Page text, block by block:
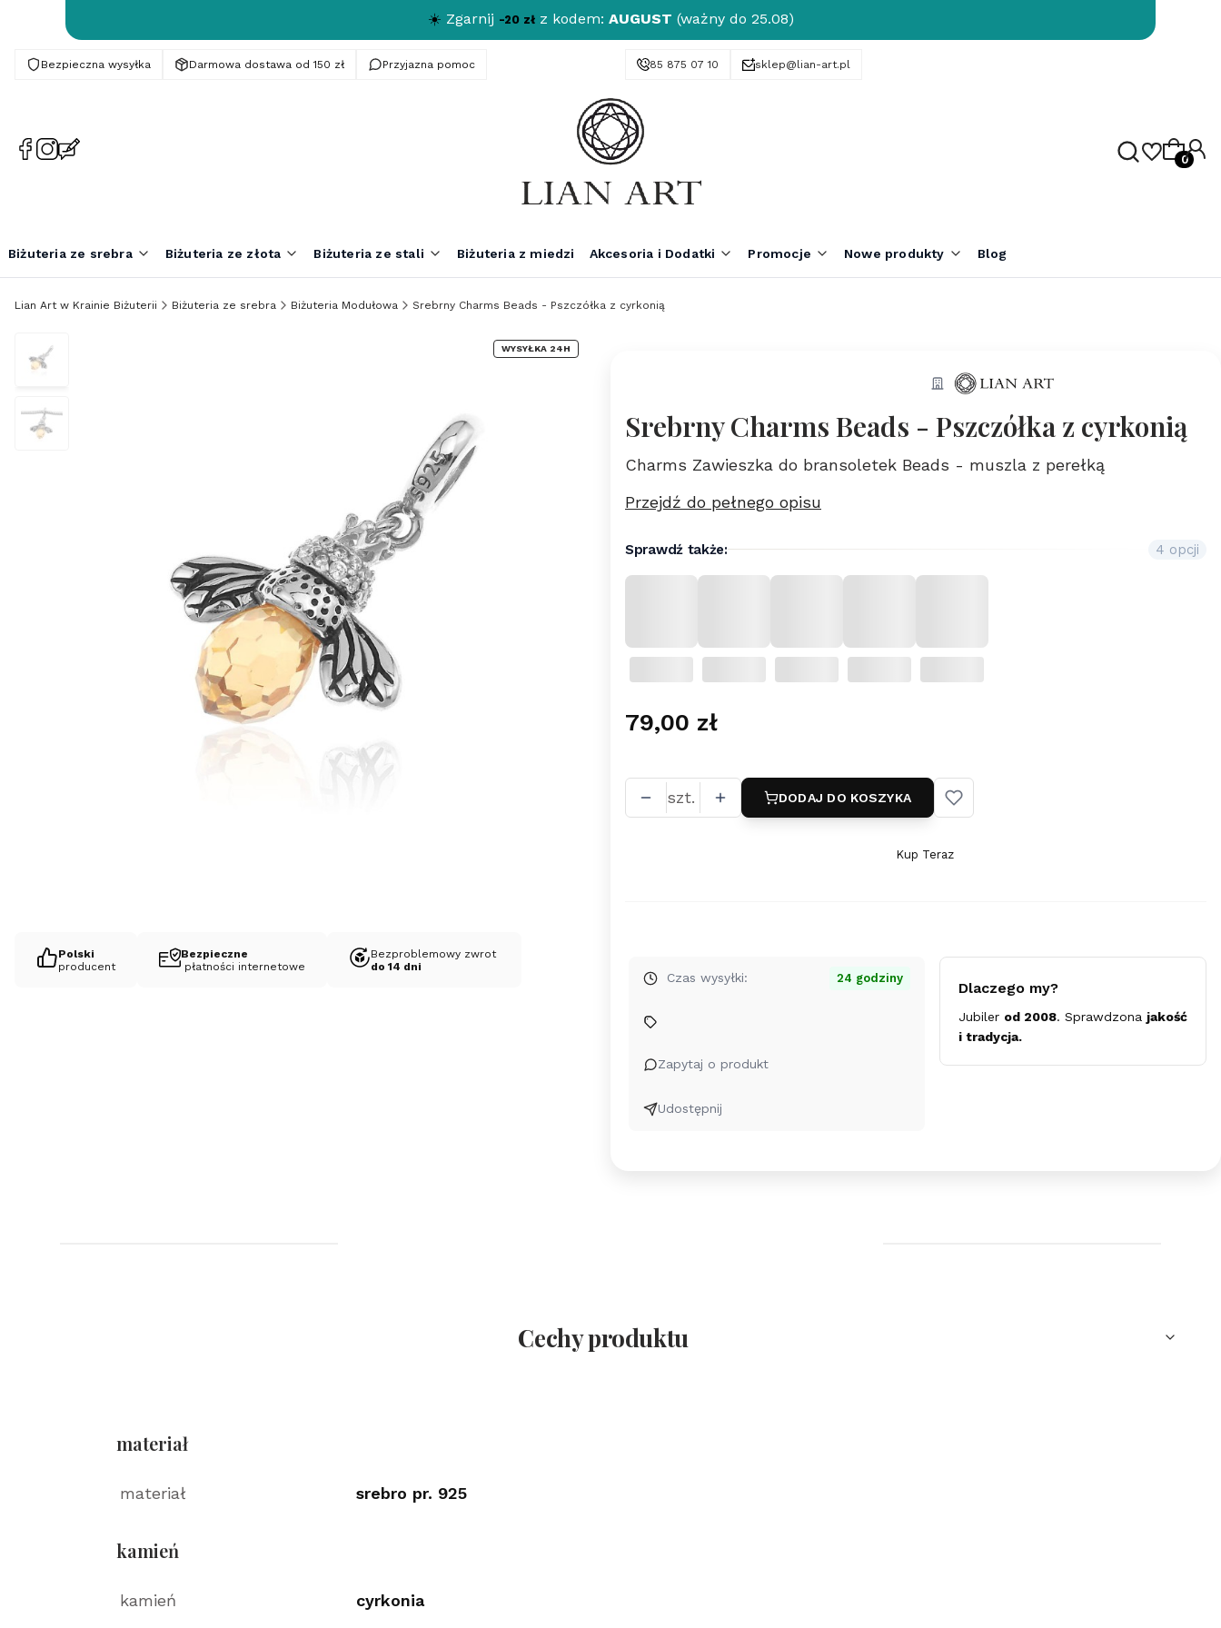
☀️ Zgarnij -20 zł z kodem: AUGUST (ważny do 25.08)
Bezpieczna wysyłka Darmowa dostawa od 150 zł Przyjazna pomoc 85 875 07 10 sklep@lian-art.pl
(Otwiera
(Otwiera
(Otwiera
Biżuteria ze srebra Biżuteria ze złota Biżuteria ze stali Biżuteria z miedzi Akcesoria i Dodatki Promocje Nowe produkty Blog
Lian Art w Krainie Biżuterii Biżuteria ze srebra Biżuteria Modułowa Srebrny Charms Beads - Pszczółka z cyrkonią
Polski
producent
Bezpieczne
płatności internetowe
Bezproblemowy zwrot
do 14 dni
WYSYŁKA 24H
Srebrny Charms Beads - Pszczółka z cyrkonią
Charms Zawieszka do bransoletek Beads - muszla z perełką
Przejdź do pełnego opisu
Sprawdź także: 4 opcji
Cena
79,00 zł
szt. DODAJ DO KOSZYKA
Pszczółka
Kup Teraz
Czas wysyłki: 24 godziny
Zapytaj o produkt
Udostępnij
Dlaczego my?
Jubiler od 2008. Sprawdzona jakość
i tradycja.
Cechy produktu
materiał
materiał srebro pr. 925
kamień
kamień cyrkonia